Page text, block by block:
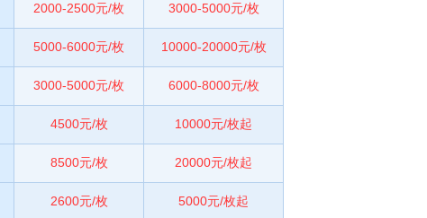
2000-2500元/枚 3000-5000元/枚
5000-6000元/枚 10000-20000元/枚
3000-5000元/枚 6000-8000元/枚
4500元/枚 10000元/枚起
8500元/枚 20000元/枚起
2600元/枚 5000元/枚起